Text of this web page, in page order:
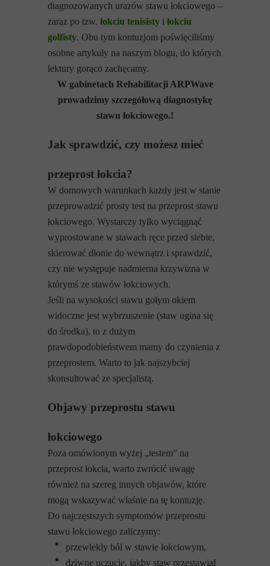
diagnozowanych urazów stawu łokciowego –
zaraz po tzw. łokciu tenisisty i łokciu
golfisty. Obu tym kontuzjom poświęciliśmy
osobne artykuły na naszym blogu, do których
lektury gorąco zachęcamy.
W gabinetach Rehabilitacji ARPWave
prowadzimy szczegółową diagnostykę
stawu łokciowego.!
Jak sprawdzić, czy możesz mieć
przeprost łokcia?
W domowych warunkach każdy jest w stanie
przeprowadzić prosty test na przeprost stawu
łokciowego. Wystarczy tylko wyciągnąć
wyprostowane w stawach ręce przed siebie,
skierować dłonie do wewnątrz i sprawdzić,
czy nie występuje nadmierna krzywizna w
którymś ze stawów łokciowych.
Jeśli na wysokości stawu gołym okiem
widoczne jest wybrzuszenie (staw ugina się
do środka), to z dużym
prawdopodobieństwem mamy do czynienia z
przeprostem. Warto to jak najszybciej
skonsultować ze specjalistą.
Objawy przeprostu stawu
łokciowego
Poza omówionym wyżej „testem” na
przeprost łokcia, warto zwrócić uwagę
również na szereg innych objawów, które
mogą wskazywać właśnie na tę kontuzję.
Do najczęstszych symptomów przeprostu
stawu łokciowego zaliczymy:
przewlekły ból w stawie łokciowym,
dziwne uczucie, jakby staw przestawiał